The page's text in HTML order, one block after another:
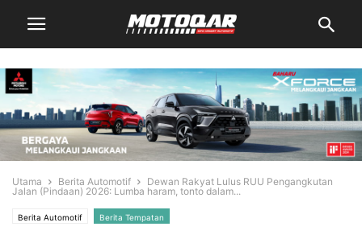
Utama Berita Automotif
Dewan Rakyat Lulus RUU Pengangkutan
Jalan (Pindaan) 2026: Lumba haram, tonto dalam...
Berita Automotif Berita Tempatan